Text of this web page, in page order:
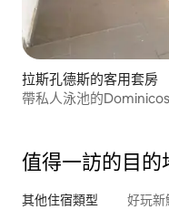
拉斯孔德斯的客用套房
帶私人泳池的
值得一訪的目的
其他住宿類型 好玩新